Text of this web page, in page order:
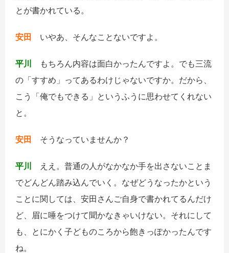
とが書かれている。
安田 いやあ、そんなことないですよ。
平川
もちろん内容は面白かったんですよ。でも三流
の「すすめ」ってあるわけじゃないですか。だから、
こう「俺でもできる」というふうに思わせてくれない
と。
安田 そうなっていませんか？
平川
ええ。普通の人がなかなか手を出さないことま
でどんどん踏み込んでいく。なぜどうなったかという
ことに関しては、安田さんご自身で書かれてるんだけ
ど、眉に唾をつけて聞かなきゃいけない。それにして
も、とにかく子どものころから飽きっぽかったんです
ね。